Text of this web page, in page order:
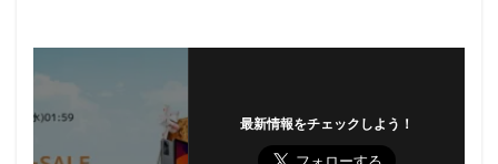
最新情報をチェックしよう！